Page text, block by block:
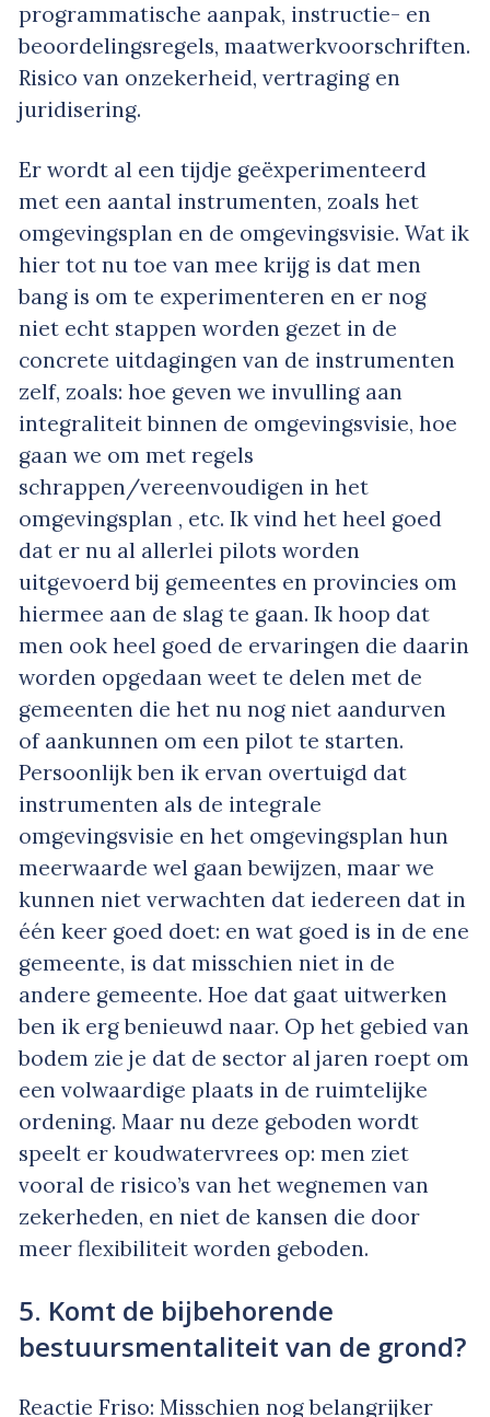
programmatische aanpak, instructie- en
beoordelingsregels, maatwerkvoorschriften.
Risico van onzekerheid, vertraging en
juridisering.
Er wordt al een tijdje geëxperimenteerd
met een aantal instrumenten, zoals het
omgevingsplan en de omgevingsvisie. Wat ik
hier tot nu toe van mee krijg is dat men
bang is om te experimenteren en er nog
niet echt stappen worden gezet in de
concrete uitdagingen van de instrumenten
zelf, zoals: hoe geven we invulling aan
integraliteit binnen de omgevingsvisie, hoe
gaan we om met regels
schrappen/vereenvoudigen in het
omgevingsplan , etc. Ik vind het heel goed
dat er nu al allerlei pilots worden
uitgevoerd bij gemeentes en provincies om
hiermee aan de slag te gaan. Ik hoop dat
men ook heel goed de ervaringen die daarin
worden opgedaan weet te delen met de
gemeenten die het nu nog niet aandurven
of aankunnen om een pilot te starten.
Persoonlijk ben ik ervan overtuigd dat
instrumenten als de integrale
omgevingsvisie en het omgevingsplan hun
meerwaarde wel gaan bewijzen, maar we
kunnen niet verwachten dat iedereen dat in
één keer goed doet: en wat goed is in de ene
gemeente, is dat misschien niet in de
andere gemeente. Hoe dat gaat uitwerken
ben ik erg benieuwd naar. Op het gebied van
bodem zie je dat de sector al jaren roept om
een volwaardige plaats in de ruimtelijke
ordening. Maar nu deze geboden wordt
speelt er koudwatervrees op: men ziet
vooral de risico’s van het wegnemen van
zekerheden, en niet de kansen die door
meer flexibiliteit worden geboden.
5. Komt de bijbehorende
bestuursmentaliteit van de grond?
Reactie Friso: Misschien nog belangrijker